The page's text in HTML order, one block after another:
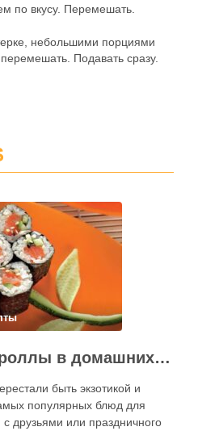
по вкусу. Перемешать.
небольшими порциями
Подавать сразу.
Как приготовить роллы в домашних условиях?
быть экзотикой и
популярных блюд для
друзьями или праздничного